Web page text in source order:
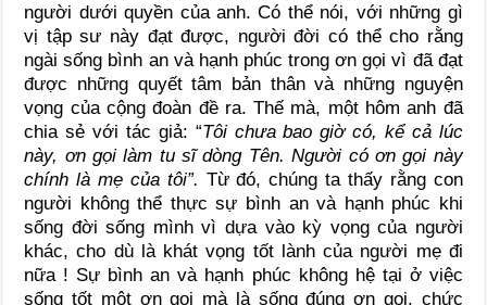
người dưới quyền của anh. Có thể nói, với những gì
vị tập sư này đạt được, người đời có thể cho rằng
ngài sống bình an và hạnh phúc trong ơn gọi vì đã đạt
được những quyết tâm bản thân và những nguyện
vọng của cộng đoàn đề ra. Thế mà, một hôm anh đã
chia sẻ với tác giả: “Tôi chưa bao giờ có, kể cả lúc
này, ơn gọi làm tu sĩ dòng Tên. Người có ơn gọi này
chính là mẹ của tôi”. Từ đó, chúng ta thấy rằng con
người không thể thực sự bình an và hạnh phúc khi
sống đời sống mình vì dựa vào kỳ vọng của người
khác, cho dù là khát vọng tốt lành của người mẹ đi
nữa ! Sự bình an và hạnh phúc không hệ tại ở việc
sống tốt một ơn gọi mà là sống đúng ơn gọi, chức